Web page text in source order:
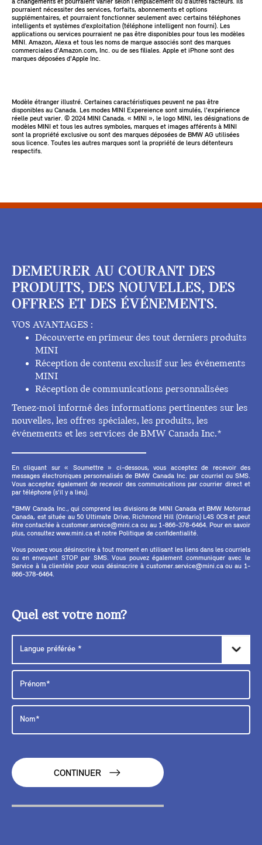
à changements et pourraient varier selon l’emplacement ou d’autres facteurs. Ils
pourraient nécessiter des services, forfaits, abonnements et options
supplémentaires, et pourraient fonctionner seulement avec certains téléphones
intelligents et systèmes d’exploitation (téléphone intelligent non fourni). Les
applications ou services pourraient ne pas être disponibles pour tous les modèles
MINI. Amazon, Alexa et tous les noms de marque associés sont des marques
commerciales d'Amazon.com, Inc. ou de ses filiales. Apple et iPhone sont des
marques déposées d'Apple Inc.
Modèle étranger illustré. Certaines caractéristiques peuvent ne pas être
disponibles au Canada. Les modes MINI Expereience sont simulés, l'expérience
réelle peut varier. ©️ 2024 MINI Canada. « MINI », le logo MINI, les désignations de
modèles MINI et tous les autres symboles, marques et images afférents à MINI
sont la propriété exclusive ou sont des marques déposées de BMW AG utilisées
sous licence. Toutes les autres marques sont la propriété de leurs détenteurs
respectifs.
DEMEURER AU COURANT DES
PRODUITS, DES NOUVELLES, DES
OFFRES ET DES ÉVÉNEMENTS.
VOS AVANTAGES :
Découverte en primeur des tout derniers produits
MINI
Réception de contenu exclusif sur les événements
MINI
Réception de communications personnalisées
Tenez-moi informé des informations pertinentes sur les
nouvelles, les offres spéciales, les produits, les
événements et les services de BMW Canada Inc.*
En cliquant sur « Soumettre » ci-dessous, vous acceptez de recevoir des
messages électroniques personnalisés de BMW Canada Inc. par courriel ou SMS.
Vous acceptez également de recevoir des communications par courrier direct et
par téléphone (s'il y a lieu).
*BMW Canada Inc., qui comprend les divisions de MINI Canada et BMW Motorrad
Canada, est située au 50 Ultimate Drive, Richmond Hill (Ontario) L4S 0C8 et peut
être contactée à customer.service@mini.ca ou au 1-866-378-6464. Pour en savoir
plus, consultez www.mini.ca et notre Politique de confidentialité.
Vous pouvez vous désinscrire à tout moment en utilisant les liens dans les courriels
ou en envoyant STOP par SMS. Vous pouvez également communiquer avec le
Service à la clientèle pour vous désinscrire à customer.service@mini.ca ou au 1-
866-378-6464.
Quel est votre nom?
CONTINUER